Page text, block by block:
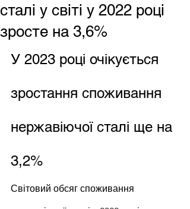
сталі у світі у 2022 році
зросте на 3,6%
У 2023 році очікується
зростання споживання
нержавіючої сталі ще на
3,2%
Світовий обсяг споживання